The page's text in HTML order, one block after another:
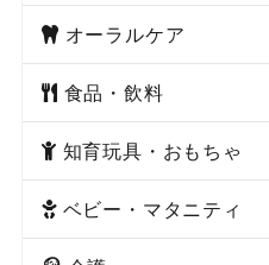
オーラルケア
食品・飲料
知育玩具・おもちゃ
ベビー・マタニティ